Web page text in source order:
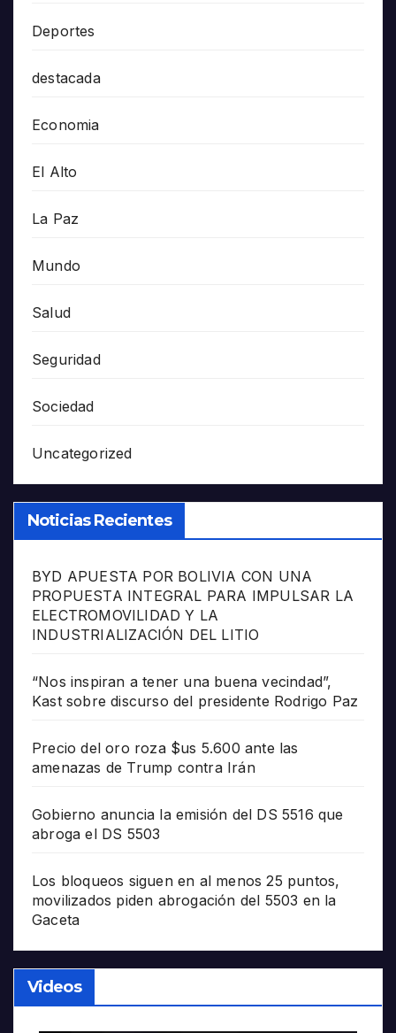
Deportes
destacada
Economia
El Alto
La Paz
Mundo
Salud
Seguridad
Sociedad
Uncategorized
Noticias Recientes
BYD APUESTA POR BOLIVIA CON UNA
PROPUESTA INTEGRAL PARA IMPULSAR LA
ELECTROMOVILIDAD Y LA
INDUSTRIALIZACIÓN DEL LITIO
“Nos inspiran a tener una buena vecindad”,
Kast sobre discurso del presidente Rodrigo Paz
Precio del oro roza $us 5.600 ante las
amenazas de Trump contra Irán
Gobierno anuncia la emisión del DS 5516 que
abroga el DS 5503
Los bloqueos siguen en al menos 25 puntos,
movilizados piden abrogación del 5503 en la
Gaceta
Videos